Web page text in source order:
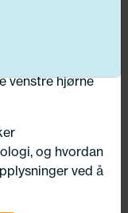
enhver tid ved
venstre hjørne
og hvordan
ved å